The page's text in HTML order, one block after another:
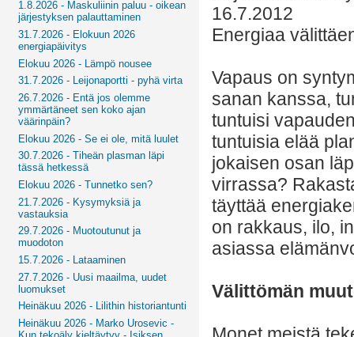
1.8.2026 - Maskuliinin paluu - oikean
järjestyksen palauttaminen
31.7.2026 - Elokuun 2026
energiapäivitys
Elokuu 2026 - Lämpö nousee
31.7.2026 - Leijonaportti - pyhä virta
26.7.2026 - Entä jos olemme
ymmärtäneet sen koko ajan
väärinpäin?
Elokuu 2026 - Se ei ole, mitä luulet
30.7.2026 - Tiheän plasman läpi
tässä hetkessä
Elokuu 2026 - Tunnetko sen?
21.7.2026 - Kysymyksiä ja
vastauksia
29.7.2026 - Muotoutunut ja
muodoton
15.7.2026 - Lataaminen
27.7.2026 - Uusi maailma, uudet
luomukset
Heinäkuu 2026 - Lilithin historiantunti
Heinäkuu 2026 - Marko Urosevic -
16.7.2012
Energiaa
Vapaus on
sanan kanssa,
tuntuisi
tuntuisia elää
jokaisen osan
virrassa?
täyttää
on rakkaus, ilo,
asiassa
Välittömän